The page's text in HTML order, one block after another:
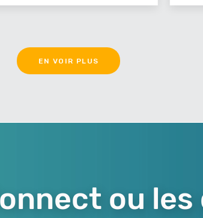
EN VOIR PLUS
ou les